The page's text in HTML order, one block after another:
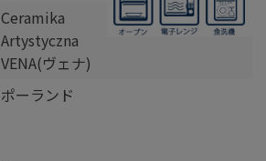
Ceramika
Artystyczna
VENA(ヴェナ)
ポーランド